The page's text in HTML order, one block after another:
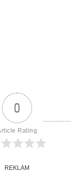
0
Rating
REKLAM